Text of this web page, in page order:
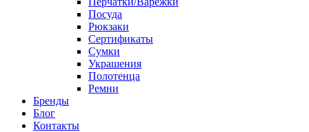
Посуда
Рюкзаки
Сертификаты
Сумки
Украшения
Полотенца
Ремни
Бренды
Блог
Контакты